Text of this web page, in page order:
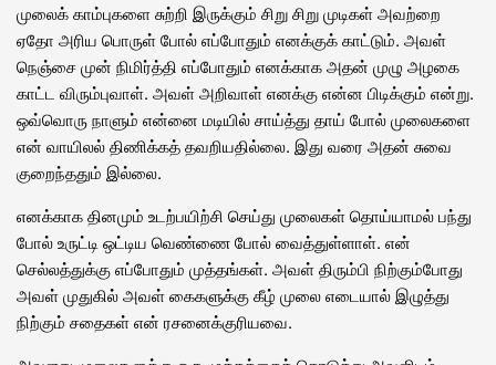
முலைக் காம்புகளை சுற்றி இருக்கும் சிறு சிறு முடிகள் அவற்றை
ஏதோ அரிய பொருள் போல் எப்போதும் எனக்குக் காட்டும். அவள்
நெஞ்சை முன் நிமிர்த்தி எப்போதும் எனக்காக அதன் முழு அழகை
காட்ட விரும்புவாள். அவள் அறிவாள் எனக்கு என்ன பிடிக்கும் என்று.
ஒவ்வொரு நாளும் என்னை மடியில் சாய்த்து தாய் போல் முலைகளை
என் வாயிலல் திணிக்கத் தவறியதில்லை. இது வரை அதன் சுவை
குறைந்ததும் இல்லை.
எனக்காக தினமும் உடற்பயிற்சி செய்து முலைகள் தொய்யாமல் பந்து
போல் உருட்டி ஒட்டிய வெண்ணை போல் வைத்துள்ளாள். என்
செல்லத்துக்கு எப்போதும் முத்தங்கள். அவள் திரும்பி நிற்கும்போது
அவள் முதுகில் அவள் கைகளுக்கு கீழ் முலை எடையால் இழுத்து
நிற்கும் சதைகள் என் ரசனைக்குரியவை.